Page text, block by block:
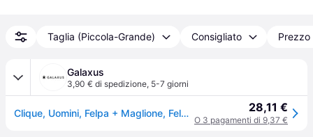
Taglia (Piccola-Grande) Consigliato
Galaxus
3,90 € di spedizione, 5-7 giorni
Clique, Uomini, Felpa + Maglione, Felpa con cappuccio di base, Blu, Nero, (L) 28,11 €
O 3 pagamenti di 9,37 €